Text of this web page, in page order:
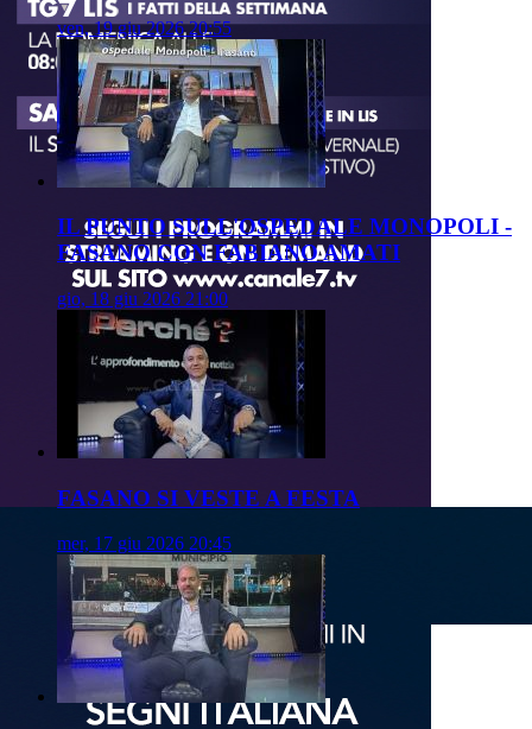
ven, 19 giu 2026 20:55
IL PUNTO SULL'OSPEDALE MONOPOLI -
FASANO CON FABIANO AMATI
gio, 18 giu 2026 21:00
FASANO SI VESTE A FESTA
mer, 17 giu 2026 20:45